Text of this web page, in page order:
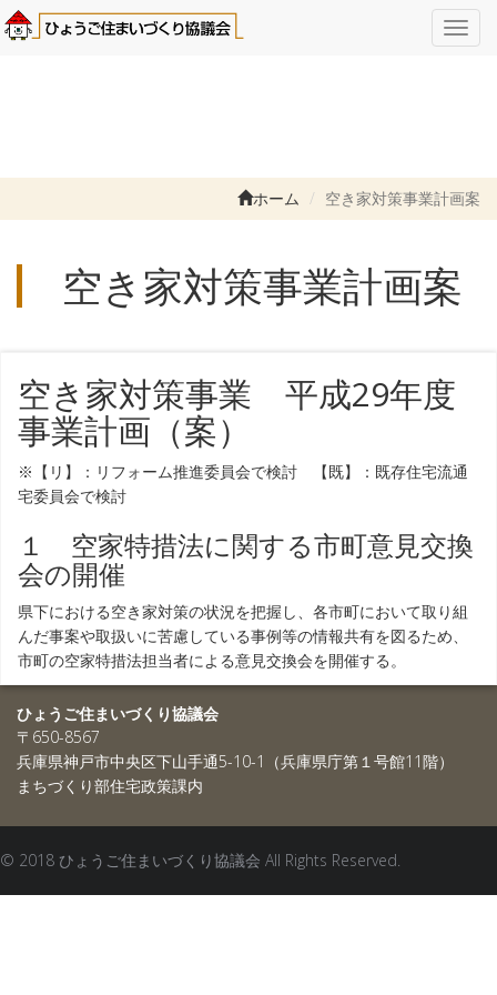
ホーム 空き家対策事業計画案
空き家対策事業計画案
空き家対策事業 平成29年度
事業計画（案）
※【リ】：リフォーム推進委員会で検討 【既】：既存住宅流通
宅委員会で検討
１ 空家特措法に関する市町意見交換
会の開催
県下における空き家対策の状況を把握し、各市町において取り組
んだ事案や取扱いに苦慮している事例等の情報共有を図るため、
市町の空家特措法担当者による意見交換会を開催する。
ひょうご住まいづくり協議会
〒650-8567
兵庫県神戸市中央区下山手通5-10-1（兵庫県庁第１号館11階）
まちづくり部住宅政策課内
© 2018 ひょうご住まいづくり協議会 All Rights Reserved.